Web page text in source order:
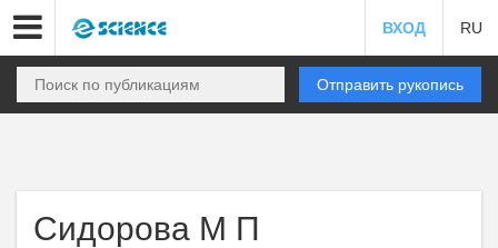
ВХОД RU
Отправить рукопись
Сидорова М П